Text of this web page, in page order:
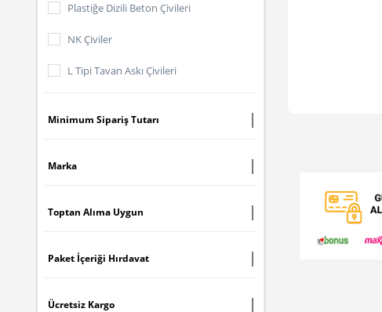
Plastiğe Dizili Beton Çivileri
NK Çiviler
L Tipi Tavan Askı Çivileri
Dökme Çiviler
Jumbo Sarım Çiviler
Minimum Sipariş Tutarı
Marka
Toptan Alıma Uygun
Paket İçeriği Hırdavat
Ücretsiz Kargo